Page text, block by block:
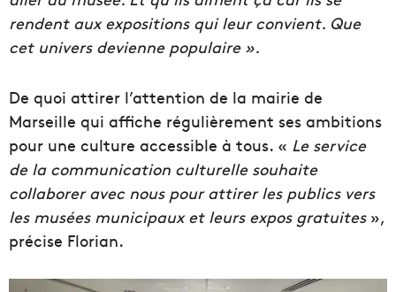
rendent aux expositions qui leur convient. Que
cet univers devienne populaire ».
De quoi attirer l’attention de la mairie de
Marseille qui affiche régulièrement ses ambitions
pour une culture accessible à tous. « Le service
de la communication culturelle souhaite
collaborer avec nous pour attirer les publics vers
les musées municipaux et leurs expos gratuites»,
précise Florian.